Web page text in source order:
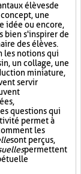
aux élèves de
une
idée ou encore,
bien s'inspirer de
des élèves.
les notions qui
un collage, une
miniature,
servir
questions qui
permet à
les
sont perçus,
permettent